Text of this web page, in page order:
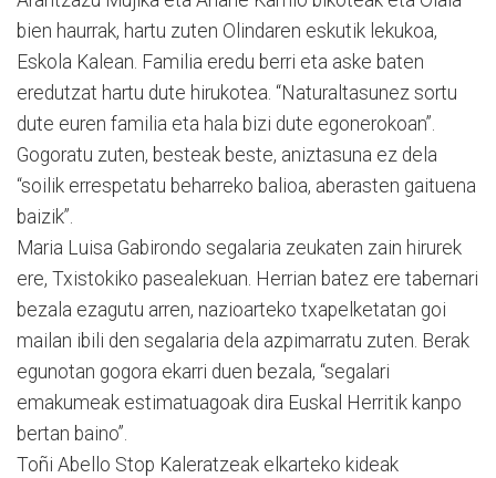
bien haurrak, hartu zuten Olindaren eskutik lekukoa,
Eskola Kalean. Familia eredu berri eta aske baten
eredutzat hartu dute hirukotea. “Naturaltasunez sortu
dute euren familia eta hala bizi dute egonerokoan”.
Gogoratu zuten, besteak beste, aniztasuna ez dela
“soilik errespetatu beharreko balioa, aberasten gaituena
baizik”.
Maria Luisa Gabirondo segalaria zeukaten zain hirurek
ere, Txistokiko pasealekuan. Herrian batez ere tabernari
bezala ezagutu arren, nazioarteko txapelketatan goi
mailan ibili den segalaria dela azpimarratu zuten. Berak
egunotan gogora ekarri duen bezala, “segalari
emakumeak estimatuagoak dira Euskal Herritik kanpo
bertan baino”.
Toñi Abello Stop Kaleratzeak elkarteko kideak